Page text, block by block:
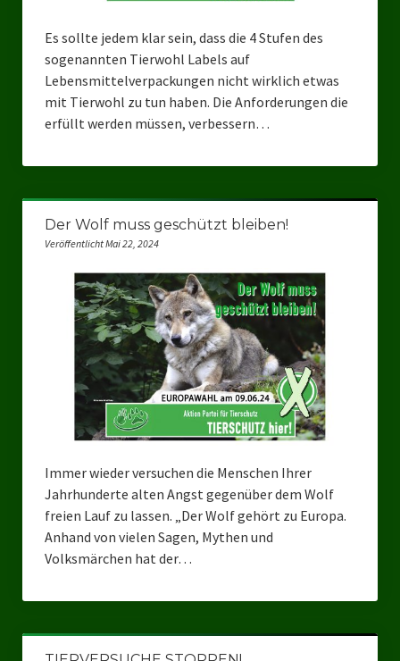
Kreisverband Neuss
Kreisverband Erkrath
Kreisverband Oberhausen
Kreisverband Bottrop
Landesverbände
Landesverband Nordrhein-Westfalen
Landesverband Thüringen
Landesverband Sachsen-Anhalt
Landesverband Sachsen
Landesverband Schleswig-Holstein
Landesverband Mecklenburg-Vorpommern
Es sollte jedem klar sein, dass die 4 Stufen des
sogenannten Tierwohl Labels auf
Lebensmittelverpackungen nicht wirklich etwas
mit Tierwohl zu tun haben. Die Anforderungen die
erfüllt werden müssen, verbessern…
Der Wolf muss geschützt bleiben!
Veröffentlicht Mai 22, 2024
Immer wieder versuchen die Menschen Ihrer
Jahrhunderte alten Angst gegenüber dem Wolf
freien Lauf zu lassen. „Der Wolf gehört zu Europa.
Anhand von vielen Sagen, Mythen und
Volksmärchen hat der…